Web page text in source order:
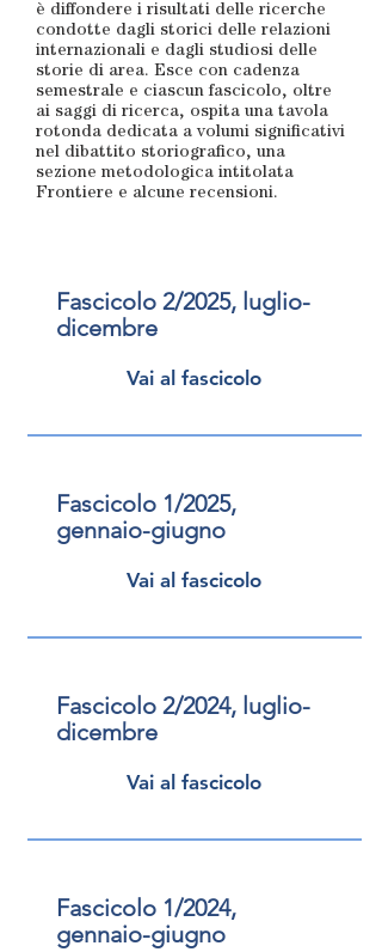
è diffondere i risultati delle ricerche
condotte dagli storici delle relazioni
internazionali e dagli studiosi delle
storie di area. Esce con cadenza
semestrale e ciascun fascicolo, oltre
ai saggi di ricerca, ospita una tavola
rotonda dedicata a volumi significativi
nel dibattito storiografico, una
sezione metodologica intitolata
Frontiere e alcune recensioni.
Fascicolo 2/2025, luglio-
dicembre
Vai al fascicolo
Fascicolo 1/2025,
gennaio-giugno
Vai al fascicolo
Fascicolo 2/2024, luglio-
dicembre
Vai al fascicolo
Fascicolo 1/2024,
gennaio-giugno